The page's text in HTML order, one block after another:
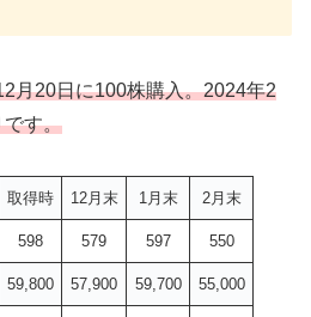
月20日に100株購入。2024年2
です。
取得時 12月末 1月末 2月末
598 579 597 550
59,800 57,900 59,700 55,000